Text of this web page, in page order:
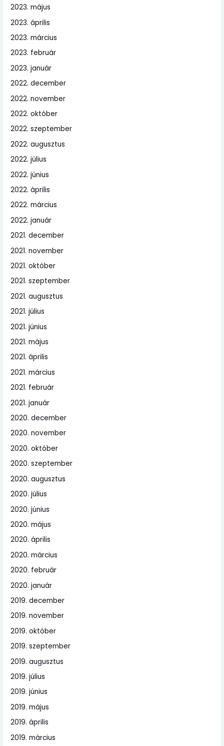
2023. május
2023. április
2023. március
2023. február
2023. január
2022. december
2022. november
2022. október
2022. szeptember
2022. augusztus
2022. július
2022. június
2022. április
2022. március
2022. január
2021. december
2021. november
2021. október
2021. szeptember
2021. augusztus
2021. július
2021. június
2021. május
2021. április
2021. március
2021. február
2021. január
2020. december
2020. november
2020. október
2020. szeptember
2020. augusztus
2020. július
2020. június
2020. május
2020. április
2020. március
2020. február
2020. január
2019. december
2019. november
2019. október
2019. szeptember
2019. augusztus
2019. július
2019. június
2019. május
2019. április
2019. március